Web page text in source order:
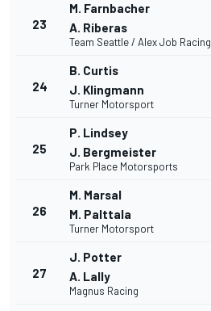
23
M. Farnbacher
A. Riberas
Team Seattle / Alex Job Racing
24
B. Curtis
J. Klingmann
Turner Motorsport
25
P. Lindsey
J. Bergmeister
Park Place Motorsports
26
M. Marsal
M. Palttala
Turner Motorsport
27
J. Potter
A. Lally
Magnus Racing